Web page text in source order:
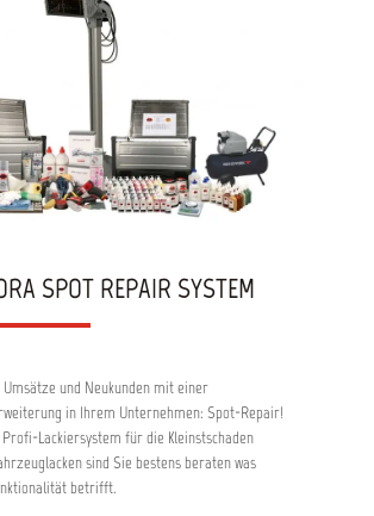
SPOT REPAIR SYSTEM
Umsätze und Neukunden mit einer
in Ihrem Unternehmen: Spot-Repair!
Lackiersystem für die Kleinstschaden
sind Sie bestens beraten was
betrifft.